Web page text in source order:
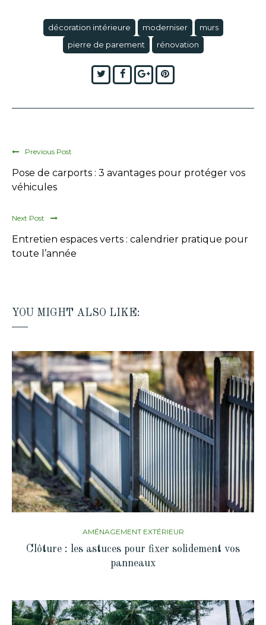
décoration intérieure moderniser
murs
pierre de parement
rénovation
TwitterFacebook
Google+Pinterest
Previous Post
Pose de carports : 3 avantages pour protéger vos
véhicules
Next Post
Entretien espaces verts : calendrier pratique pour
toute l’année
YOU MIGHT ALSO LIKE:
AMÉNAGEMENT EXTÉRIEUR
Clôture : les astuces pour fixer solidement vos
panneaux